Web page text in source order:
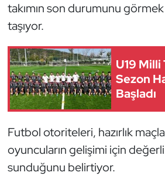
takımın son durumunu görmek
taşıyor.
U19 Milli
Sezon
Başladı
Futbol otoriteleri, hazırlık
oyuncuların gelişimi için
sunduğunu belirtiyor.
Kick Boks
Kürek
Masa Tenisi
Modern Pentatlon
Motor Sporları
Muay Thai